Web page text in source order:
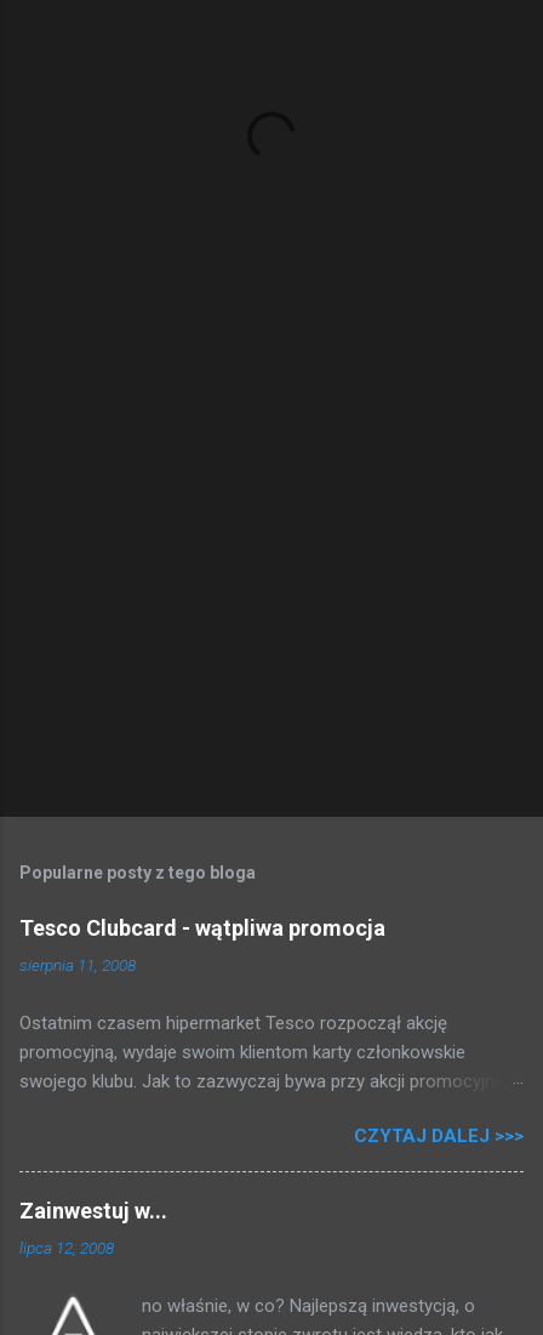
Popularne posty z tego bloga
Tesco Clubcard - wątpliwa promocja
sierpnia 11, 2008
Ostatnim czasem hipermarket Tesco rozpoczął akcję
promocyjną, wydaje swoim klientom karty członkowskie
swojego klubu. Jak to zazwyczaj bywa przy akcji promocyjnej,
karty i rejestrować swoje zakupy. Zapytałem się przy kasie,
zakosiłem regulamin i poniżej przedstawiam to co mi się udało
dowiedzieć: 2 PLN = 1 punkt 500 punktów = 5 PLN Fajnie, nie?
Za zakupy dostajemy punkty, i raz na kwartał (trzy miesiące)
jak uzbieramy dość punktów dostajemy bon na zakupy, przy
magiczno - matematycznych przekształceniach (za każdy
CZYTAJ DALEJ >>>
Zainwestuj w...
lipca 12, 2008
no właśnie, w co? Najlepszą inwestycją, o